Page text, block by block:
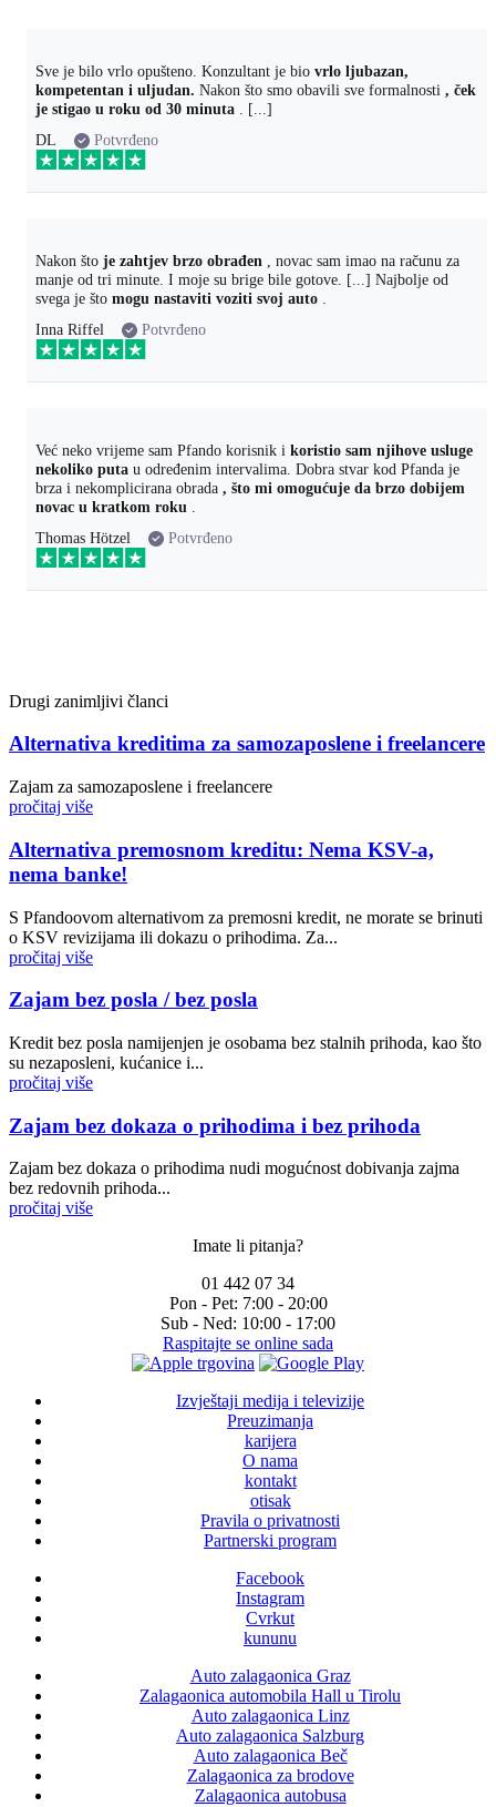
Sve je bilo vrlo opušteno. Konzultant je bio vrlo ljubazan,
kompetentan i uljudan. Nakon što smo obavili sve formalnosti , ček
je stigao u roku od 30 minuta . [...]
DL
Potvrđeno
Nakon što je zahtjev brzo obrađen , novac sam imao na računu za
manje od tri minute. I moje su brige bile gotove. [...] Najbolje od
svega je što mogu nastaviti voziti svoj auto
Inna Riffel
Potvrđeno
Već neko vrijeme sam Pfando korisnik i koristio sam njihove usluge
nekoliko puta u određenim intervalima. Dobra stvar kod Pfanda je
brza i nekomplicirana obrada , što mi omogućuje da brzo dobijem
novac u kratkom roku
Thomas Hötzel
Potvrđeno
Drugi zanimljivi članci
Alternativa kreditima za samozaposlene i freelancere
Zajam za samozaposlene i freelancere
pročitaj više
Alternativa premosnom kreditu: Nema KSV-a,
nema banke!
S Pfandoovom alternativom za premosni kredit, ne morate se brinuti
o KSV revizijama ili dokazu o prihodima. Za...
pročitaj više
Zajam bez posla / bez posla
Kredit bez posla namijenjen je osobama bez stalnih prihoda, kao što
su nezaposleni, kućanice i...
pročitaj više
Zajam bez dokaza o prihodima i bez prihoda
Zajam bez dokaza o prihodima nudi mogućnost dobivanja zajma
bez redovnih prihoda...
pročitaj više
Imate li pitanja?
01 442 07 34
Pon - Pet: 7:00 - 20:00
Sub - Ned: 10:00 - 17:00
Raspitajte se online sada
Izvještaji medija i televizije
Preuzimanja
karijera
O nama
kontakt
otisak
Pravila o privatnosti
Partnerski program
Facebook
Instagram
Cvrkut
kununu
Auto zalagaonica Graz
Zalagaonica automobila Hall u Tirolu
Auto zalagaonica Linz
Auto zalagaonica Salzburg
Auto zalagaonica Beč
Zalagaonica za brodove
Zalagaonica autobusa